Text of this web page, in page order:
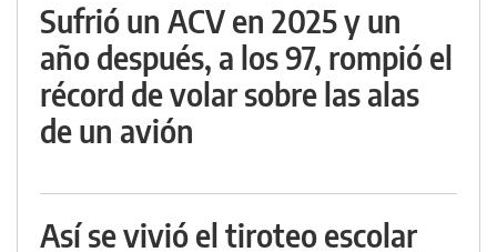
Sufrió un ACV en 2025 y un
año después, a los 97, rompió el
récord de volar sobre las alas
de un avión
Así se vivió el tiroteo escolar